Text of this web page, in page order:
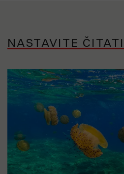
NASTAVITE ČITATI